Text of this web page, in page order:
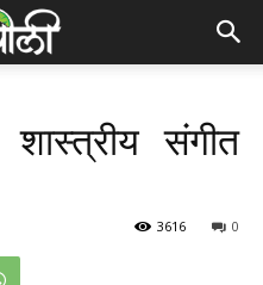
संगीत
0
3616